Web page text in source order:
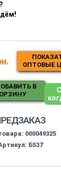
ОПТОВЫЕ
В
000049325
Б537